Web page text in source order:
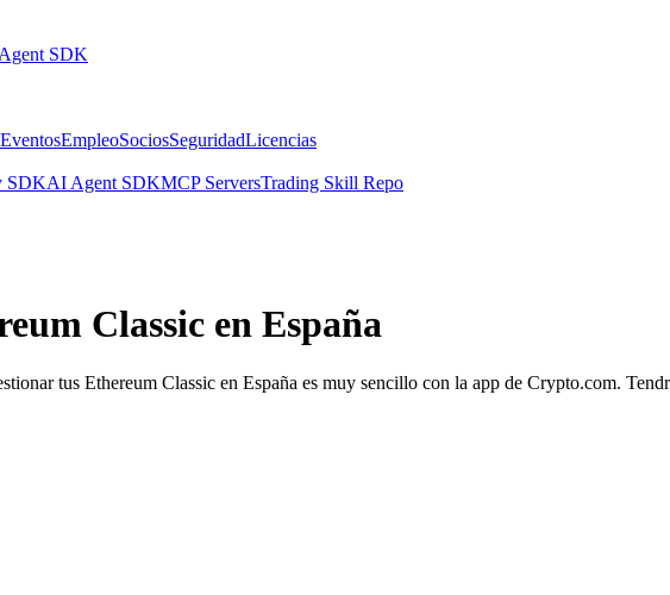
SDK
EventosEmpleoSociosSeguridadLicencias
SDKAI Agent SDKMCP ServersTrading Skill Repo
Classic en España
tus Ethereum Classic en España es muy sencillo con la app de Crypto.com.